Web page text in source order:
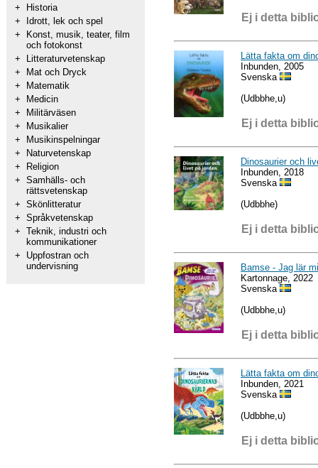
+
Historia
+
Idrott, lek och spel
+
Konst, musik, teater, film
och fotokonst
+
Litteraturvetenskap
+
Mat och Dryck
+
Matematik
+
Medicin
+
Militärväsen
+
Musikalier
+
Musikinspelningar
+
Naturvetenskap
+
Religion
+ Samhälls- och
rättsvetenskap
+ Skönlitteratur
+ Språkvetenskap
+ Teknik, industri och
kommunikationer
+
Uppfostran och
undervisning
Ej i detta
Lätta fakta om
Inbunden, 2005
Svenska
(Udbbhe,u)
Ej i detta
Dinosaurier och
Inbunden, 2018
Svenska
(Udbbhe)
Ej i detta
Bamse - Jag lär
Kartonnage, 2022
Svenska
(Udbbhe,u)
Ej i detta
Lätta fakta om
Inbunden, 2021
Svenska
(Udbbhe,u)
Ej i detta